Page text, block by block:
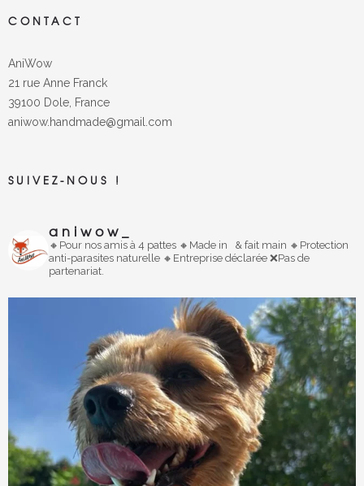
CONTACT
AniWow
21 rue Anne Franck
39100 Dole, France
aniwow.handmade@gmail.com
SUIVEZ-NOUS !
aniwow_
🔸️Pour nos amis à 4 pattes 🔸 Made in & fait main 🔸️Protection
anti-parasites naturelle 🔸️Entreprise déclarée ❌Pas de
partenariat.